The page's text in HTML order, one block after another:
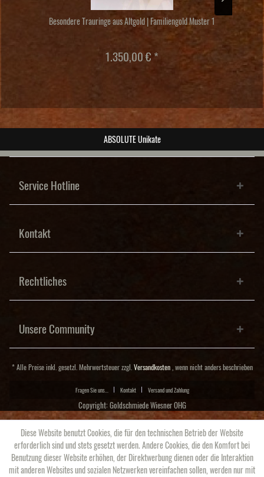
Besondere Trauringe aus Altgold | Familiengold Muster 1
1.350,00 € *
post@wiesner-trauringe.de
Service Hotline
Kontakt
Rechtliches
Unsere Community
* Alle Preise inkl. gesetzl. Mehrwertsteuer zzgl. Versandkosten, wenn nicht anders beschrieben
Fragen Sie uns... Kontakt Versand und Zahlung
Copyright: Goldschmiede Wiesner OHG
Diese Website benutzt Cookies, die für den technischen Betrieb der Website
erforderlich sind und stets gesetzt werden. Andere Cookies, die den Komfort bei
Benutzung dieser Website erhöhen, der Direktwerbung dienen oder die Interaktion
mit anderen Websites und sozialen Netzwerken vereinfachen sollen, werden nur mit